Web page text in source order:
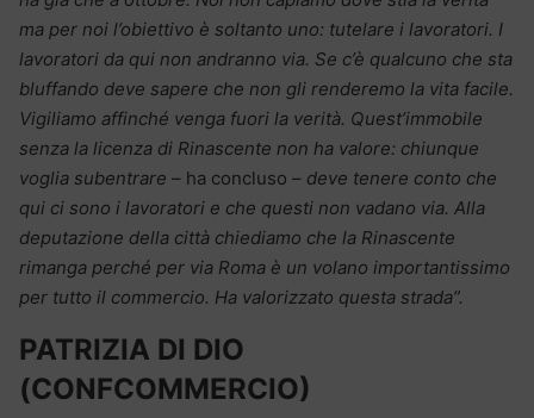
ma per noi l’obiettivo è soltanto uno: tutelare i lavoratori. I
lavoratori da qui non andranno via. Se c’è qualcuno che sta
bluffando deve sapere che non gli renderemo la vita facile.
Vigiliamo affinché venga fuori la verità. Quest’immobile
senza la licenza di Rinascente non ha valore: chiunque
voglia subentrare – ha concluso – deve tenere conto che
qui ci sono i lavoratori e che questi non vadano via. Alla
deputazione della città chiediamo che la Rinascente
rimanga perché per via Roma è un volano importantissimo
per tutto il commercio. Ha valorizzato questa strada”.
PATRIZIA DI DIO
(CONFCOMMERCIO)